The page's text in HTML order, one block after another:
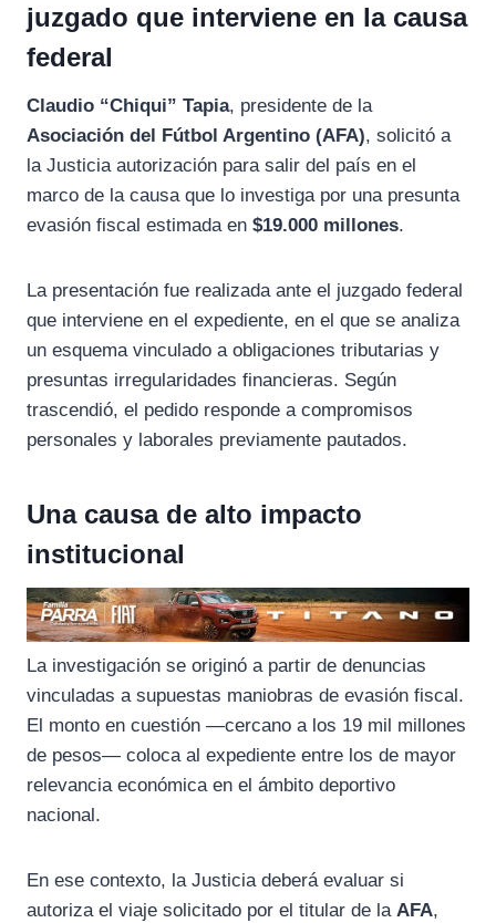
b
o
g
m
s
juzgado que interviene en la causa
federal
Claudio “Chiqui” Tapia, presidente de la
Asociación del Fútbol Argentino (AFA), solicitó a
la Justicia autorización para salir del país en el
marco de la causa que lo investiga por una presunta
evasión fiscal estimada en $19.000 millones.
La presentación fue realizada ante el juzgado federal
que interviene en el expediente, en el que se analiza
un esquema vinculado a obligaciones tributarias y
presuntas irregularidades financieras. Según
trascendió, el pedido responde a compromisos
personales y laborales previamente pautados.
Una causa de alto impacto
institucional
La investigación se originó a partir de denuncias
vinculadas a supuestas maniobras de evasión fiscal.
El monto en cuestión —cercano a los 19 mil millones
de pesos— coloca al expediente entre los de mayor
relevancia económica en el ámbito deportivo
nacional.
En ese contexto, la Justicia deberá evaluar si
autoriza el viaje solicitado por el titular de la AFA,